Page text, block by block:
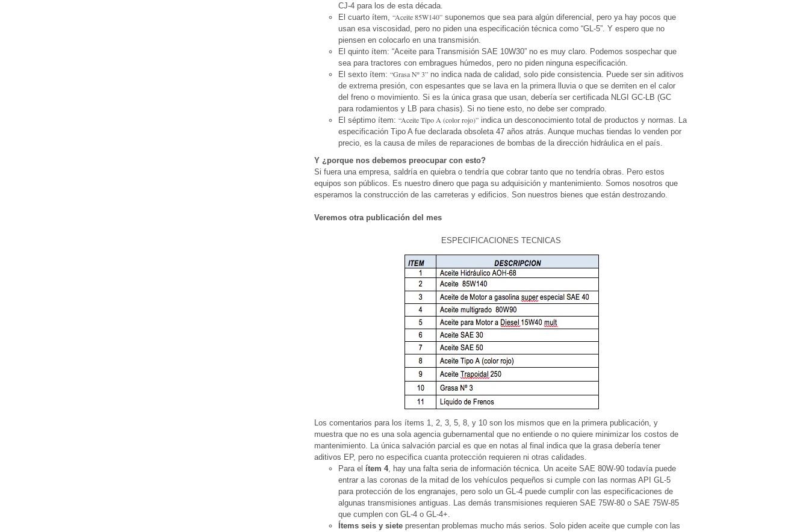
CJ-4 para los de esta década.
El cuarto ítem, “Aceite 85W140” suponemos que sea para algún diferencial, pero ya hay pocos que
usan esa viscosidad, pero no piden una especificación técnica como “GL-5”. Y espero que no
piensen en colocarlo en una transmisión.
El quinto ítem: “Aceite para Transmisión SAE 10W30” no es muy claro. Podemos sospechar que
sea para tractores con embragues húmedos, pero no piden ninguna especificación.
El sexto ítem: “Grasa Nº 3” no indica nada de calidad, solo pide consistencia. Puede ser sin aditivos
de extrema presión, con espesantes que se lava en la primera lluvia o que se derriten en el calor
del freno o movimiento. Si es la única grasa que usan, debería ser certificada NLGI GC-LB (GC
para rodamientos y LB para chasis). Si no tiene esto, no debe ser comprado.
El séptimo ítem: “Aceite Tipo A (color rojo)” indica un desconocimiento total de productos y normas. La
especificación Tipo A fue declarada obsoleta 47 años atrás. Aunque muchas tiendas lo venden por
precio, es la causa de miles de reparaciones de bombas de la dirección hidráulica en el país.
Y ¿porque nos debemos preocupar con esto?
Si fuera una empresa, saldría en quiebra o tendría que cobrar tanto que no tendría obras. Pero estos
equipos son públicos. Es nuestro dinero que paga su adquisición y mantenimiento. Somos nosotros que
esperamos la construcción de las carreteras y edificios. Son nuestros bienes que están destrozando.
Veremos otra publicación del mes
ESPECIFICACIONES TECNICAS
Los comentarios para los ítems 1, 2, 3, 5, 8, y 10 son los mismos que en la primera publicación, y
muestra que no es una sola agencia gubernamental que no entiende o no quiere minimizar los costos de
mantenimiento. La única salvación parcial es que en notas al final indica que la grasa debería tener
aditivos EP, pero no especifica cuanta protección requieren ni otras calidades.
Para el ítem 4, hay una falta seria de información técnica. Un aceite SAE 80W-90 todavía puede
entrar a las coronas de la mitad de los vehículos pequeños si cumple con las normas API GL-5
para protección de los engranajes, pero solo un GL-4 puede cumplir con las especificaciones de
algunas transmisiones antiguas. Las demás transmisiones requieren SAE 75W-80 o SAE 75W-85
que cumplen con GL-4 o GL-4+.
Ítems seis y siete presentan problemas mucho más serios. Solo piden aceite que cumple con las